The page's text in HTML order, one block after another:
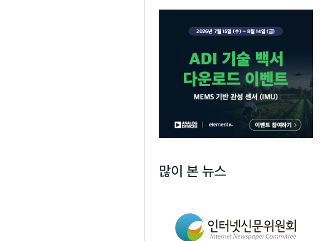
많이 본 뉴스